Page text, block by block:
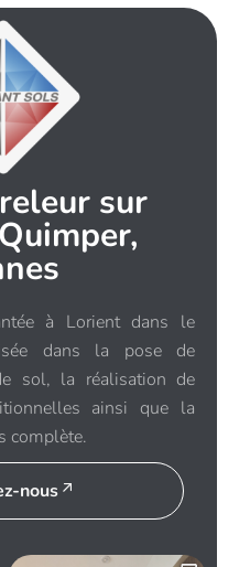
sur
à Lorient dans le
dans la pose de
sol, la réalisation de
ainsi que la
complète.
nous